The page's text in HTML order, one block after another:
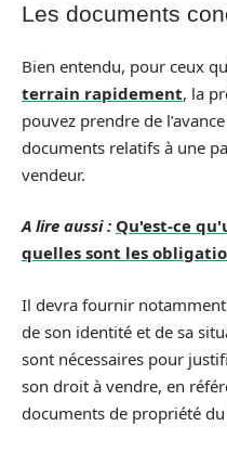
Les documents
Bien entendu, pour ceux
terrain rapidement, la
pouvez prendre de
documents relatifs à une
vendeur.
A lire aussi : Qu'est-ce
quelles sont les
Il devra fournir
de son identité et de sa
sont nécessaires pour
son droit à vendre, en
documents de propriété